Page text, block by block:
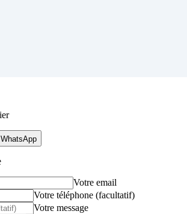
WhatsApp
Votre email
Votre téléphone (facultatif)
Votre message